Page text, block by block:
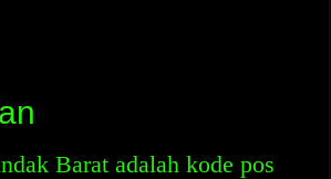
Barat adalah kode pos